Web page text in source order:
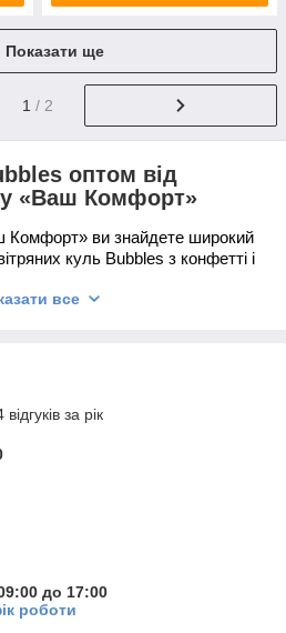
Показати ще
1 / 2
оптом від
«Ваш Комфорт»
Комфорт» ви знайдете широкий
куль Bubbles з конфетті і
виключно з оптовими
з конфетті
та елегантності.
елементами.
матеріалу, що дозволяє довго
все
за рік
до 17:00
роботи